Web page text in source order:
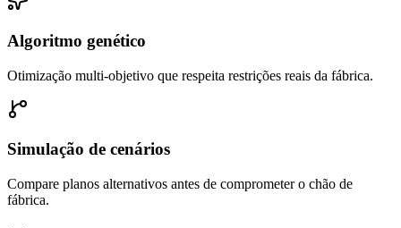
Algoritmo genético
Otimização multi-objetivo que respeita restrições reais da fábrica.
Simulação de cenários
Compare planos alternativos antes de comprometer o chão de
fábrica.